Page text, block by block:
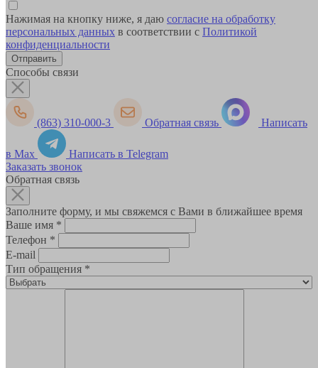
Нажимая на кнопку ниже, я даю согласие на обработку
персональных данных в соответствии с Политикой
конфиденциальности
Способы связи
(863) 310-000-3 Обратная связь Написать
в Max
Написать в Telegram
Заказать звонок
Обратная связь
Заполните форму, и мы свяжемся с Вами в ближайшее время
Ваше имя *
Телефон *
E-mail
Тип обращения *